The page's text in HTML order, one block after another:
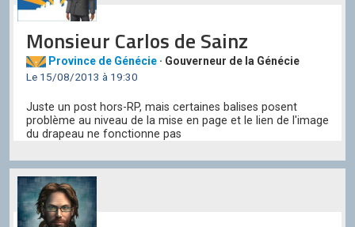
Monsieur Carlos de Sainz
Province de Génécie · Gouverneur de la Génécie
Le 15/08/2013 à 19:30
Juste un post hors-RP, mais certaines balises posent
problème au niveau de la mise en page et le lien de l'image
du drapeau ne fonctionne pas